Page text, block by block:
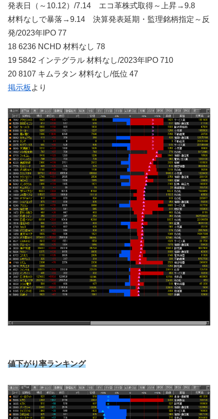
発表日（～10.12）/7.14 エコ革株式取得～上昇→9.8
材料なしで暴落→9.14 決算発表延期・監理銘柄指定～反
発/2023年IPO 77
18 6236 NCHD 材料なし 78
19 5842 インテグラル 材料なし/2023年IPO 710
20 8107 キムラタン 材料なし/低位 47
掲示板 より
値下がり率ランキング